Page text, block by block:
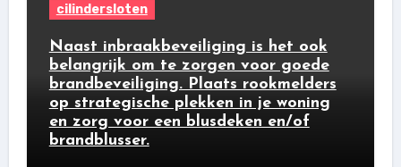
cilindersloten
Naast inbraakbeveiliging is het ook
belangrijk om te zorgen voor goede
brandbeveiliging. Plaats rookmelders
op strategische plekken in je woning
en zorg voor een blusdeken en/of
brandblusser.
cilindersloten